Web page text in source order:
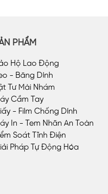
PHẨM
Hộ Lao Động
- Băng Dính
Tư Mài Nhám
Cầm Tay
- Film Chống Dính
In - Tem Nhãn An Toàn
Soát Tĩnh Điện
Pháp Tự Động Hóa